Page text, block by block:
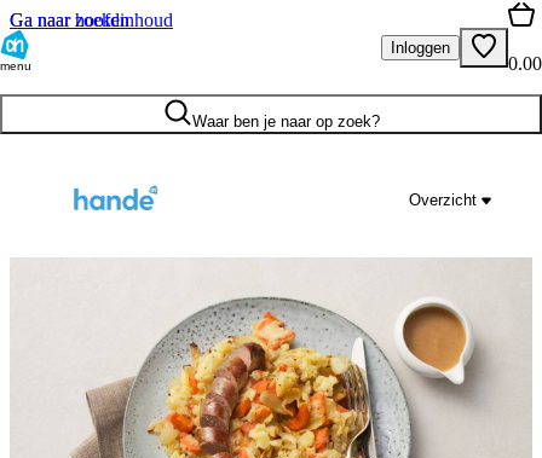
Ga naar hoofdinhoud
Ga naar zoeken
menu
Inloggen
0.00
Waar ben je naar op zoek?
Overzicht